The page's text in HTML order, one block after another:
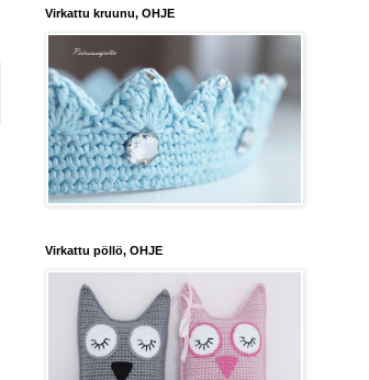
Virkattu kruunu, OHJE
Virkattu pöllö, OHJE